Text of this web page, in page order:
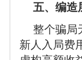
五、编造
整个骗局
新人入局费